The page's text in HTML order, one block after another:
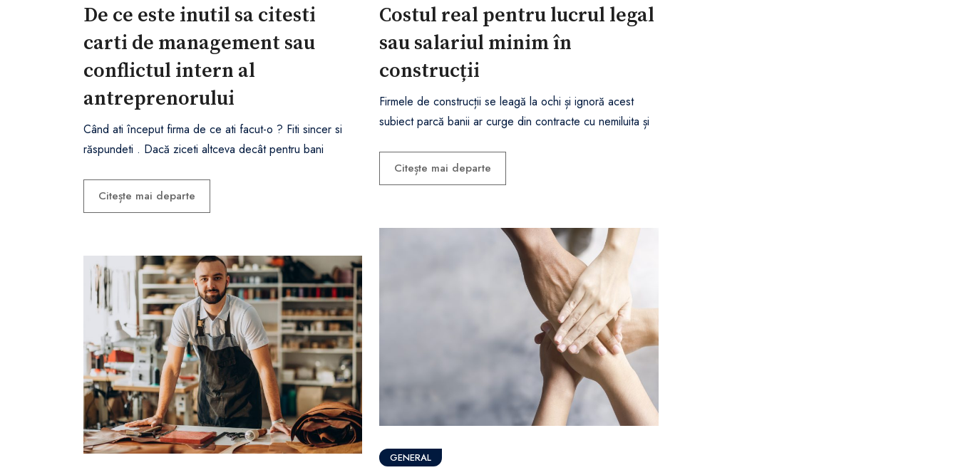
De ce este inutil sa citesti
carti de management sau
conflictul intern al
antreprenorului
Când ati început firma de ce ati facut-o ? Fiti sincer si
răspundeti . Dacă ziceti altceva decât pentru bani
Citește mai departe
Costul real pentru lucrul legal
sau salariul minim în
construcții
Firmele de construcții se leagă la ochi și ignoră acest
subiect parcă banii ar curge din contracte cu nemiluita și
Citește mai departe
GENERAL